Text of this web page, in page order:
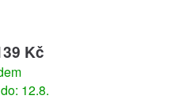
Kč
12.8.